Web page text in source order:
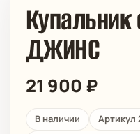
ДЖИНС
21 900 ₽
В наличии
Артикул